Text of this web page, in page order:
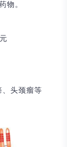
物。
、头颈瘤等